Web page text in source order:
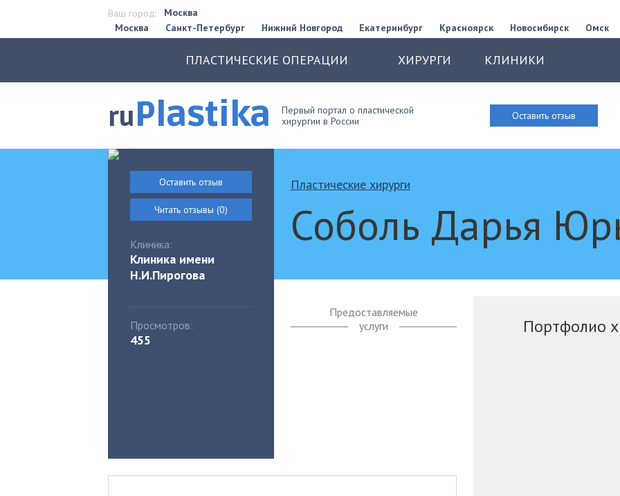
Ваш город:
Москва
Москва
Санкт-Петербург Нижний Новгород Екатеринбург Красноярск Новосибирск Омск
ПЛАСТИЧЕСКИЕ ОПЕРАЦИИ ХИРУРГИ КЛИНИКИ
ruPlastika
Первый портал о пластической
хирургии в России
Оставить отзыв
Оставить отзыв
Читать отзывы (0)
Клиника:
Клиника имени
Н.И.Пирогова
Просмотров:
455
Пластические хирурги
Соболь Дарья
Предоставляемые
услуги
Портфолио